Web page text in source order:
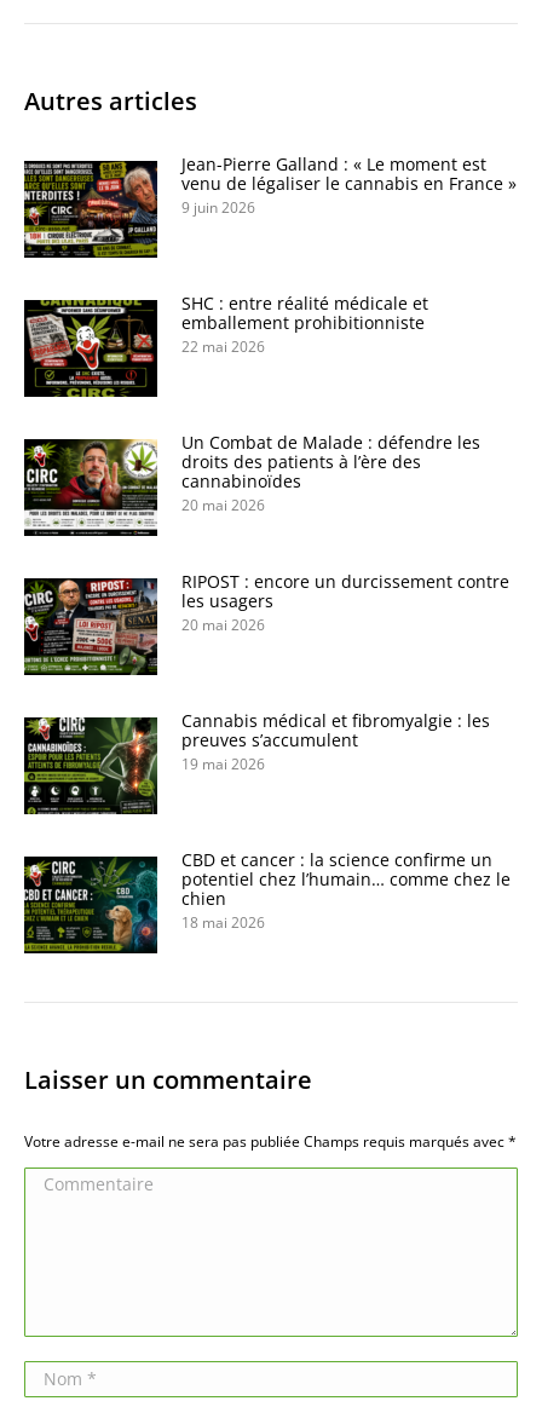
Autres articles
Jean-Pierre Galland : « Le moment est
venu de légaliser le cannabis en France »
9 juin 2026
SHC : entre réalité médicale et
emballement prohibitionniste
22 mai 2026
Un Combat de Malade : défendre les
droits des patients à l’ère des
cannabinoïdes
20 mai 2026
RIPOST : encore un durcissement contre
les usagers
20 mai 2026
Cannabis médical et fibromyalgie : les
preuves s’accumulent
19 mai 2026
CBD et cancer : la science confirme un
potentiel chez l’humain… comme chez le
chien
18 mai 2026
Laisser un commentaire
Votre adresse e-mail ne sera pas publiée Champs requis marqués avec*
Commentaire
Nom *